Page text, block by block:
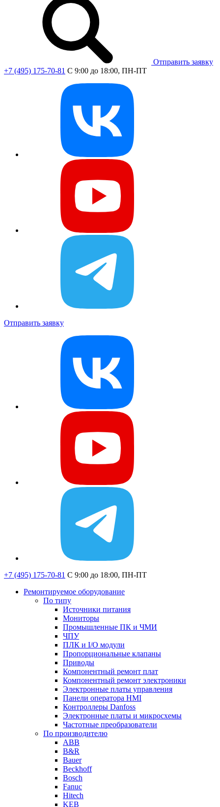
Отправить заявку
+7 (495) 175-70-81 C 9:00 до 18:00, ПН-ПТ
Отправить заявку
+7 (495) 175-70-81 C 9:00 до 18:00, ПН-ПТ
Ремонтируемое оборудование
По типу
Источники питания
Мониторы
Промышленные ПК и ЧМИ
ЧПУ
ПЛК и I/O модули
Пропорциональные клапаны
Приводы
Компонентный ремонт плат
Компонентный ремонт электроники
Электронные платы управления
Панели оператора HMI
Контроллеры Danfoss
Электронные платы и микросхемы
Частотные преобразователи
По производителю
ABB
B&R
Bauer
Beckhoff
Bosch
Fanuc
Hitech
KEB